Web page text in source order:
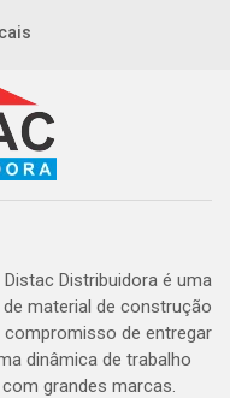
Distribuidora é uma
material de construção
de entregar
dinâmica de trabalho
grandes marcas.